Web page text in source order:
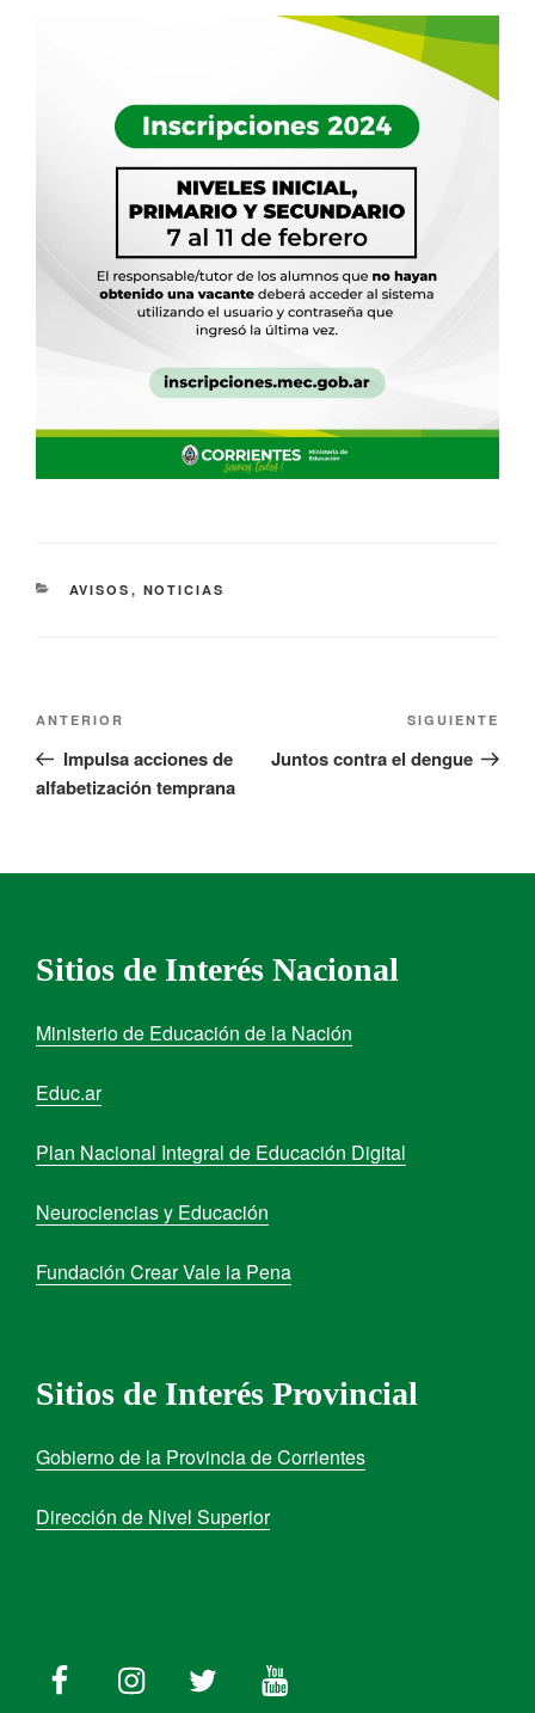
AVISOS , NOTICIAS
ANTERIOR
Impulsa acciones de
alfabetización temprana
SIGUIENTE
Juntos contra el dengue
Sitios de Interés Nacional
Ministerio de Educación de la Nación
Educ.ar
Plan Nacional Integral de Educación Digital
Neurociencias y Educación
Fundación Crear Vale la Pena
Sitios de Interés Provincial
Gobierno de la Provincia de Corrientes
Dirección de Nivel Superior